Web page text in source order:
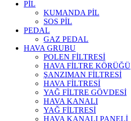
PİL
KUMANDA PİL
SOS PİL
PEDAL
GAZ PEDAL
HAVA GRUBU
POLEN FİLTRESİ
HAVA FİLTRE KÖRÜĞÜ
ŞANZIMAN FİLTRESİ
HAVA FİLTRESİ
YAĞ FİLTRE GÖVDESİ
HAVA KANALI
YAĞ FİLTRESİ
HAVA KANALI PANELİ